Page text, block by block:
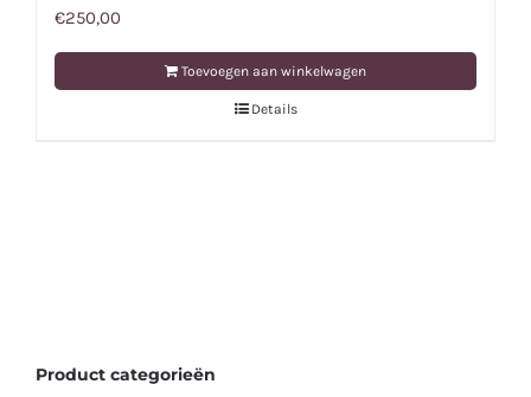
€250,00
Toevoegen aan winkelwagen
Details
Product categorieën